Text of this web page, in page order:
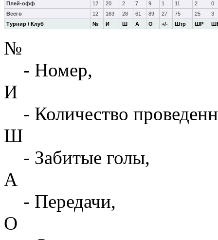
Турнир / Клуб № И Ш А О +/- Штр ШР
Плей-офф
12 20 2 7 9 1 11 2
0
Всего
12 163 28 61 89 27 75 25 3
№
- Номер,
И
- Количество
Ш
- Забитые голы,
А
- Передачи,
О